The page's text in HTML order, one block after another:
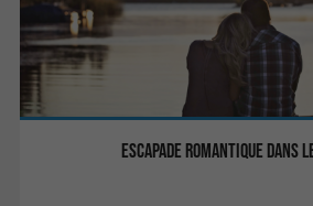
Escapade romantique dans